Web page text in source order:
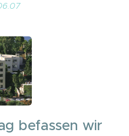
befassen wir